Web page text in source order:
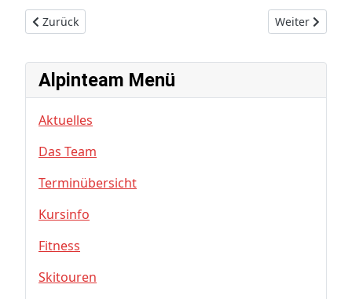
Vorheriger Beitrag: Kursinfo Ski
Zurück Nächster
Weiter
Alpinteam Menü
Aktuelles
Das Team
Terminübersicht
Kursinfo
Fitness
Skitouren